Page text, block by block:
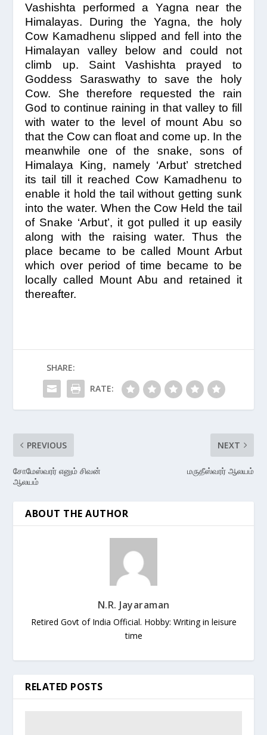
Vashishta performed a Yagna near the
Himalayas. During the Yagna, the holy
Cow Kamadhenu slipped and fell into the
Himalayan valley below and could not
climb up. Saint Vashishta prayed to
Goddess Saraswathy to save the holy
Cow. She therefore requested the rain
God to continue raining in that valley to fill
with water to the level of mount Abu so
that the Cow can float and come up. In the
meanwhile one of the snake, sons of
Himalaya King, namely ‘Arbut’ stretched
its tail till it reached Cow Kamadhenu to
enable it hold the tail without getting sunk
into the water. When the Cow Held the tail
of Snake ‘Arbut’, it got pulled it up easily
along with the raising water. Thus the
place became to be called Mount Arbut
which over period of time became to be
locally called Mount Abu and retained it
thereafter.
SHARE:
RATE:
PREVIOUS
சோமேஸ்வரர் எனும் சிவன்
ஆலயம்
NEXT
மருதீஸ்வரர் ஆலயம்
ABOUT THE AUTHOR
N.R. Jayaraman
Retired Govt of India Official. Hobby: Writing in leisure
time
RELATED POSTS